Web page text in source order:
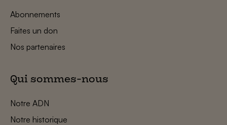
Abonnements
Faites un don
Nos partenaires
Qui sommes-nous
Notre ADN
Notre historique